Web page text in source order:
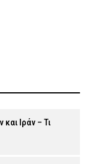
Ιράν – Τι